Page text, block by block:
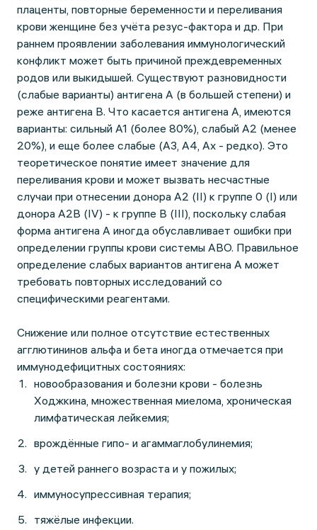
плаценты, повторные беременности и переливания
крови женщине без учёта резус-фактора и др. При
раннем проявлении заболевания иммунологический
конфликт может быть причиной преждевременных
родов или выкидышей. Существуют разновидности
(слабые варианты) антигена А (в большей степени) и
реже антигена В. Что касается антигена А, имеются
варианты: сильный А1 (более 80%), слабый А2 (менее
20%), и еще более слабые (А3, А4, Ах - редко). Это
теоретическое понятие имеет значение для
переливания крови и может вызвать несчастные
случаи при отнесении донора А2 (II) к группе 0 (I) или
донора А2В (IV) - к группе В (III), поскольку слабая
форма антигена А иногда обуславливает ошибки при
определении группы крови системы АВO. Правильное
определение слабых вариантов антигена А может
требовать повторных исследований со
специфическими реагентами.
Снижение или полное отсутствие естественных
агглютининов альфа и бета иногда отмечается при
иммунодефицитных состояниях:
новообразования и болезни крови - болезнь
Ходжкина, множественная миелома, хроническая
лимфатическая лейкемия;
врождённые гипо- и агаммаглобулинемия;
у детей раннего возраста и у пожилых;
иммуносупрессивная терапия;
тяжёлые инфекции.